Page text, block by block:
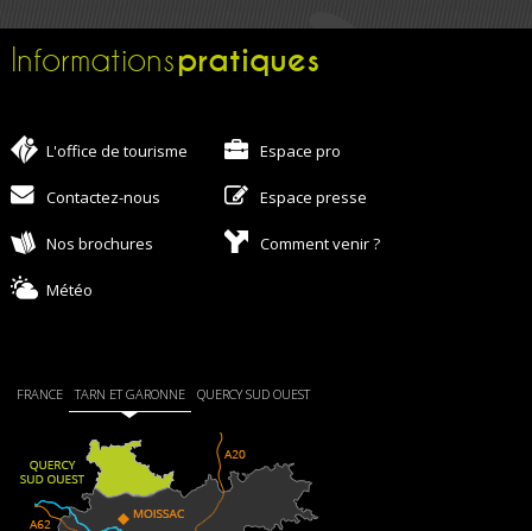
Informationspratiques
L'office de tourisme Espace pro
Contactez-nous Espace presse
Nos brochures Comment venir ?
Météo
FRANCE TARN ET GARONNE QUERCY SUD OUEST